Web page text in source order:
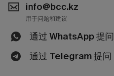
info@bcc.kz
用于问题和建议
通过 WhatsApp 提问
通过 Telegram 提问